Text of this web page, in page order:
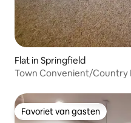
Flat in Springfield
Town Convenient/Country
Favoriet van gasten
Favoriet van gasten